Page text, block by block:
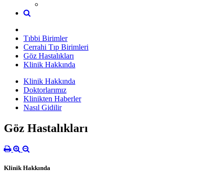
Tıbbi Birimler
Cerrahi Tıp Birimleri
Göz Hastalıkları
Klinik Hakkında
Klinik Hakkında
Doktorlarımız
Klinikten Haberler
Nasıl Gidilir
Göz Hastalıkları
Klinik Hakkında